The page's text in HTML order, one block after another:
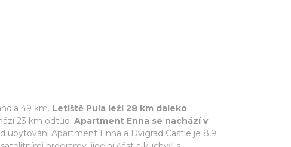
49 km. Letiště Pula leží 28 km daleko.
23 km odtud. Apartment Enna se nachází v
ubytování Apartment Enna a Dvigrad Castle je 8,9